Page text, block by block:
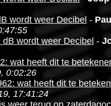
wordt weer Decibel -
wordt weer Decibel -
wat heeft dit te
0:02:26
wat heeft dit te
17:41:24